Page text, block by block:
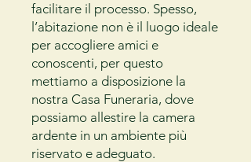
facilitare il processo. Spesso,
l’abitazione non è il luogo ideale
per accogliere amici e
conoscenti, per questo
mettiamo a disposizione la
nostra Casa Funeraria, dove
possiamo allestire la camera
ardente in un ambiente più
riservato e adeguato.